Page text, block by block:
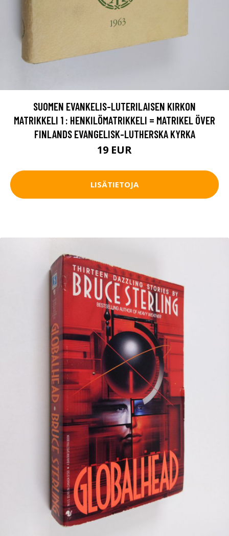
SUOMEN EVANKELIS-LUTERILAISEN KIRKON
MATRIKKELI 1 : HENKILÖMATRIKKELI = MATRIKEL ÖVER
FINLANDS EVANGELISK-LUTHERSKA KYRKA
19 EUR
LISÄTIETOJA